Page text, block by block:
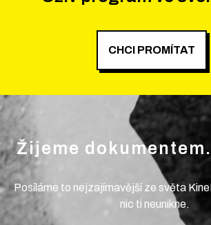
CHCI PROMÍTAT
Žijeme
Posíláme to nejzajímavější ze světa
nic ti neunikne.